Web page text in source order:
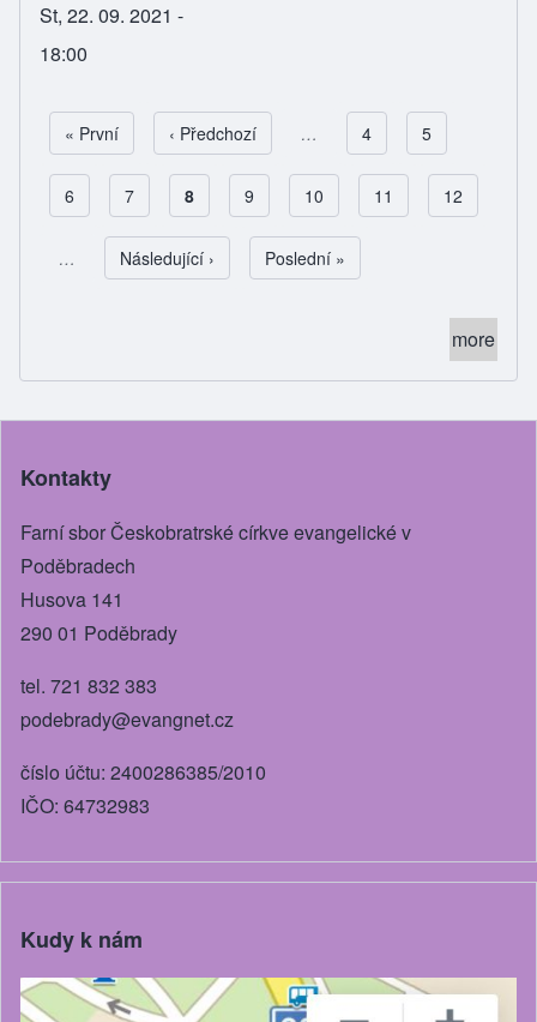
St, 22. 09. 2021 -
18:00
Pagination
First page
« První Předchozí stránka
‹ Předchozí … Page
4 Page
5
Page
6 Page
7 Aktuální stránka
8 Page
9 Page
10 Page
11 Page
12
… Následující stránka
Následující › Poslední stránka
Poslední »
more
Kontakty
Farní sbor Českobratrské církve evangelické v
Poděbradech
Husova 141
290 01 Poděbrady
tel. 721 832 383
podebrady@evangnet.cz
číslo účtu: 2400286385/2010
IČO: 64732983
Kudy k nám